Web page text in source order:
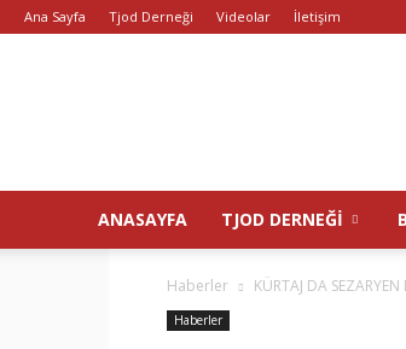
Ana Sayfa Tjod Derneği Videolar İletişim
ANASAYFA TJOD DERNEĞI
Haberler KÜRTAJ DA
Haberler